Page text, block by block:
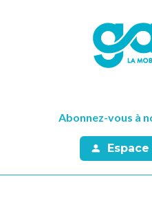
Abonnez-vous à